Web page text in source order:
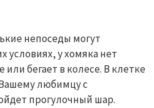
непоседы могут
условиях, у хомяка нет
бегает в колесе. В клетке
любимцу с
прогулочный шар.